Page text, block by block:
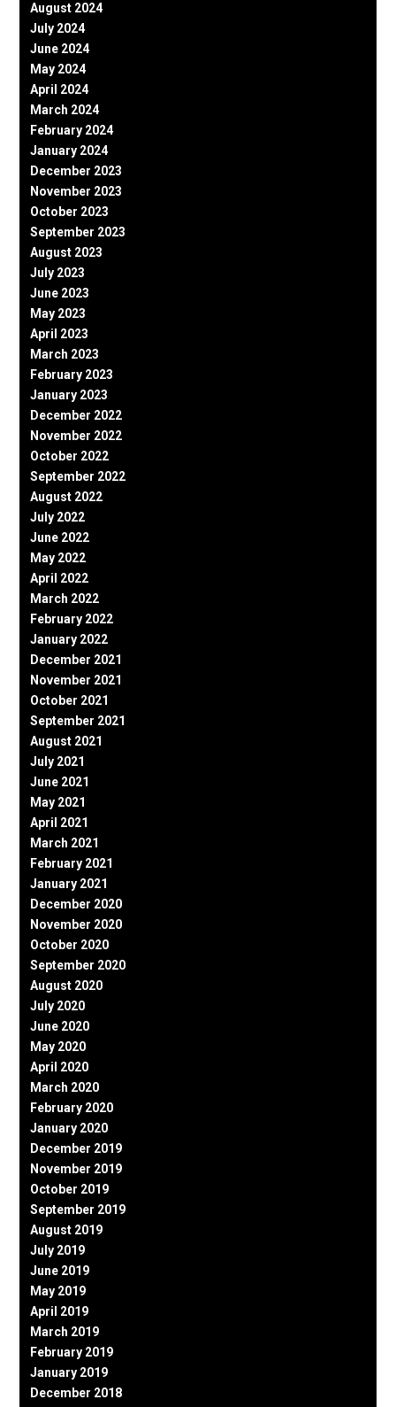
August 2024
July 2024
June 2024
May 2024
April 2024
March 2024
February 2024
January 2024
December 2023
November 2023
October 2023
September 2023
August 2023
July 2023
June 2023
May 2023
April 2023
March 2023
February 2023
January 2023
December 2022
November 2022
October 2022
September 2022
August 2022
July 2022
June 2022
May 2022
April 2022
March 2022
February 2022
January 2022
December 2021
November 2021
October 2021
September 2021
August 2021
July 2021
June 2021
May 2021
April 2021
March 2021
February 2021
January 2021
December 2020
November 2020
October 2020
September 2020
August 2020
July 2020
June 2020
May 2020
April 2020
March 2020
February 2020
January 2020
December 2019
November 2019
October 2019
September 2019
August 2019
July 2019
June 2019
May 2019
April 2019
March 2019
February 2019
January 2019
December 2018